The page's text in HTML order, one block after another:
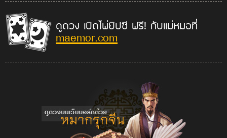
ดูดวง เปิดไพ่ยิปซี ฟรี! กับแม่หมอที่
maemor.com